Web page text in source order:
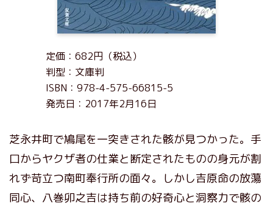
定価：682円（税込）
判型：文庫判
ISBN：978-4-575-66815-5
発売日：2017年2月16日
芝永井町で鳩尾を一突きされた骸が見つかった。手
口からヤクザ者の仕業と断定されたものの身元が割
れず苛立つ南町奉行所の面々。しかし吉原命の放蕩
同心、八巻卯之吉は持ち前の好奇心と洞察力で骸の